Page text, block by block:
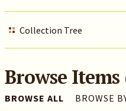
Collection Tree
Browse
BROWSE ALL BROWSE